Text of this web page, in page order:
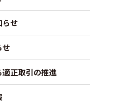
せ
せ
正取引の推進